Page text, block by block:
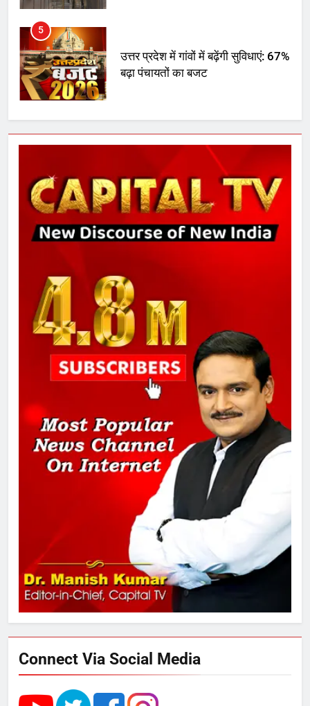
5
उत्तर प्रदेश में गांवों में बढ़ेंगी सुविधाएं: 67%
बढ़ा पंचायतों का बजट
6
गाजा युद्धविराम को लेकर बड़ी खबरें
7
चुनाव से पहले लालू परिवार पर बड़ा झटका,
तय किए
8
सुप्रीम कोर्ट ने राहुल गांधी के ‘वोट चोरी’
के आरोप खारिज किए, शेखपुरा में पीएम की
मां को गाली पर कोर्ट का समन जारी
अमर शहीद ठाकुर रोशन सिंह के नाम पर
स्वरूप रानी नेहरू चिकित्सालय का
नामकरण करने की मांग को लेकर
अनिश्चितकालीन धरना शुरू
289 एकड़ भूमि पर विकसित होगा कार्बन-
फ्री डेटा सेंटर, हजारों उच्च-कुशल
रोजगार सृजन की संभावना
3
UP में ग्रामीण बिजली आपूर्ति से कृषि,
डेयरी, कुटीर उद्योग और स्वरोजगार को
मिला बढ़ावा
राम की नगरी अयोध्या में आने वाले भक्तों
Connect Via Social Media